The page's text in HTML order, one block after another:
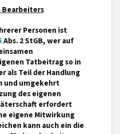
Personen ist
Abs. 2 StGB, wer auf
Tatbeitrag so in
als Teil der Handlung
und umgekehrt
des eigenen
erfordert
eigene Mitwirkung
kann auch ein die